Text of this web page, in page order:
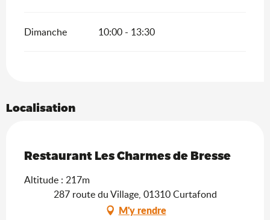
Dimanche 10:00 - 13:30
Localisation
Restaurant Les Charmes de Bresse
Altitude : 217m
287 route du Village, 01310 Curtafond
M'y rendre